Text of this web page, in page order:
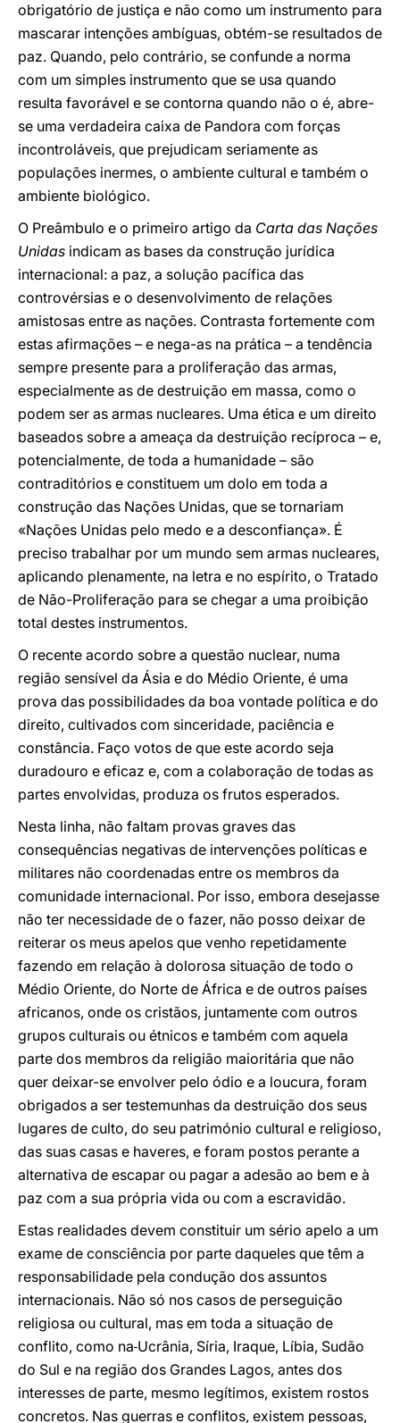
obrigatório de justiça e não como um instrumento para
mascarar intenções ambíguas, obtém-se resultados de
paz. Quando, pelo contrário, se confunde a norma
com um simples instrumento que se usa quando
resulta favorável e se contorna quando não o é, abre-
se uma verdadeira caixa de Pandora com forças
incontroláveis, que prejudicam seriamente as
populações inermes, o ambiente cultural e também o
ambiente biológico.
O Preâmbulo e o primeiro artigo da Carta das Nações
Unidas indicam as bases da construção jurídica
internacional: a paz, a solução pacífica das
controvérsias e o desenvolvimento de relações
amistosas entre as nações. Contrasta fortemente com
estas afirmações – e nega-as na prática – a tendência
sempre presente para a proliferação das armas,
especialmente as de destruição em massa, como o
podem ser as armas nucleares. Uma ética e um direito
baseados sobre a ameaça da destruição recíproca – e,
potencialmente, de toda a humanidade – são
contraditórios e constituem um dolo em toda a
construção das Nações Unidas, que se tornariam
«Nações Unidas pelo medo e a desconfiança». É
preciso trabalhar por um mundo sem armas nucleares,
aplicando plenamente, na letra e no espírito, o Tratado
de Não-Proliferação para se chegar a uma proibição
total destes instrumentos.
O recente acordo sobre a questão nuclear, numa
região sensível da Ásia e do Médio Oriente, é uma
prova das possibilidades da boa vontade política e do
direito, cultivados com sinceridade, paciência e
constância. Faço votos de que este acordo seja
duradouro e eficaz e, com a colaboração de todas as
partes envolvidas, produza os frutos esperados.
Nesta linha, não faltam provas graves das
consequências negativas de intervenções políticas e
militares não coordenadas entre os membros da
comunidade internacional. Por isso, embora desejasse
não ter necessidade de o fazer, não posso deixar de
reiterar os meus apelos que venho repetidamente
fazendo em relação à dolorosa situação de todo o
Médio Oriente, do Norte de África e de outros países
africanos, onde os cristãos, juntamente com outros
grupos culturais ou étnicos e também com aquela
parte dos membros da religião maioritária que não
quer deixar-se envolver pelo ódio e a loucura, foram
obrigados a ser testemunhas da destruição dos seus
lugares de culto, do seu património cultural e religioso,
das suas casas e haveres, e foram postos perante a
alternativa de escapar ou pagar a adesão ao bem e à
paz com a sua própria vida ou com a escravidão.
Estas realidades devem constituir um sério apelo a um
exame de consciência por parte daqueles que têm a
responsabilidade pela condução dos assuntos
internacionais. Não só nos casos de perseguição
religiosa ou cultural, mas em toda a situação de
conflito, como na Ucrânia, Síria, Iraque, Líbia, Sudão
do Sul e na região dos Grandes Lagos, antes dos
interesses de parte, mesmo legítimos, existem rostos
concretos. Nas guerras e conflitos, existem pessoas,